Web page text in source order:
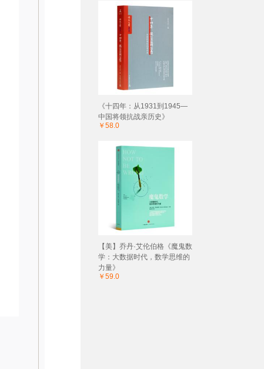
《十四年：从1931到1945—
中国将领抗战亲历史》
￥58.0
【美】乔丹·艾伦伯格《魔鬼数
学：大数据时代，数学思维的
力量》
￥59.0